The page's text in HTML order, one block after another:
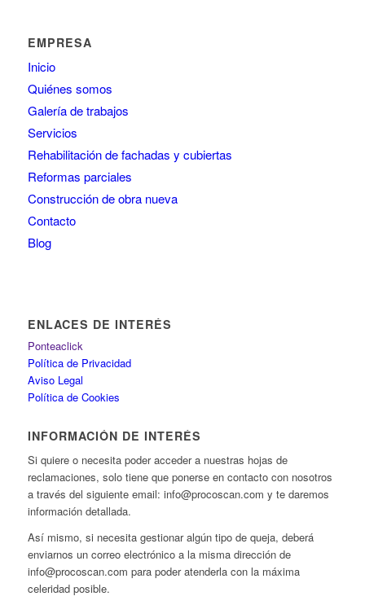
EMPRESA
Inicio
Quiénes somos
Galería de trabajos
Servicios
Rehabilitación de fachadas y cubiertas
Reformas parciales
Construcción de obra nueva
Contacto
Blog
ENLACES DE INTERÉS
Ponteaclick
Política de Privacidad
Aviso Legal
Política de Cookies
INFORMACIÓN DE INTERÉS
Si quiere o necesita poder acceder a nuestras hojas de
reclamaciones, solo tiene que ponerse en contacto con nosotros
a través del siguiente email: info@procoscan.com y te daremos
información detallada.
Así mismo, si necesita gestionar algún tipo de queja, deberá
enviarnos un correo electrónico a la misma dirección de
info@procoscan.com para poder atenderla con la máxima
celeridad posible.